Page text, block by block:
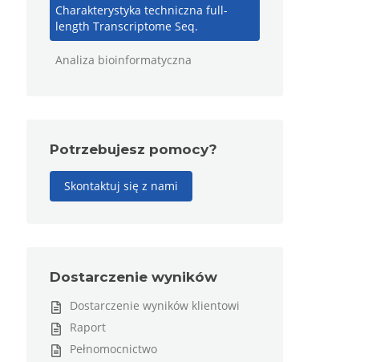
Charakterystyka techniczna full-
length Transcriptome Seq.
Analiza bioinformatyczna
Potrzebujesz pomocy?
Skontaktuj się z nami
Dostarczenie wyników
Dostarczenie wyników klientowi
Raport
Pełnomocnictwo